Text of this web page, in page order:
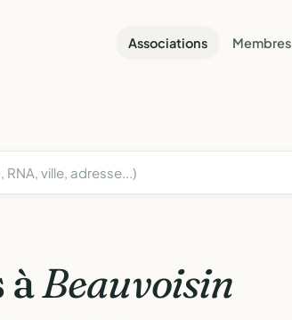
Associations Membres
àBeauvoisin